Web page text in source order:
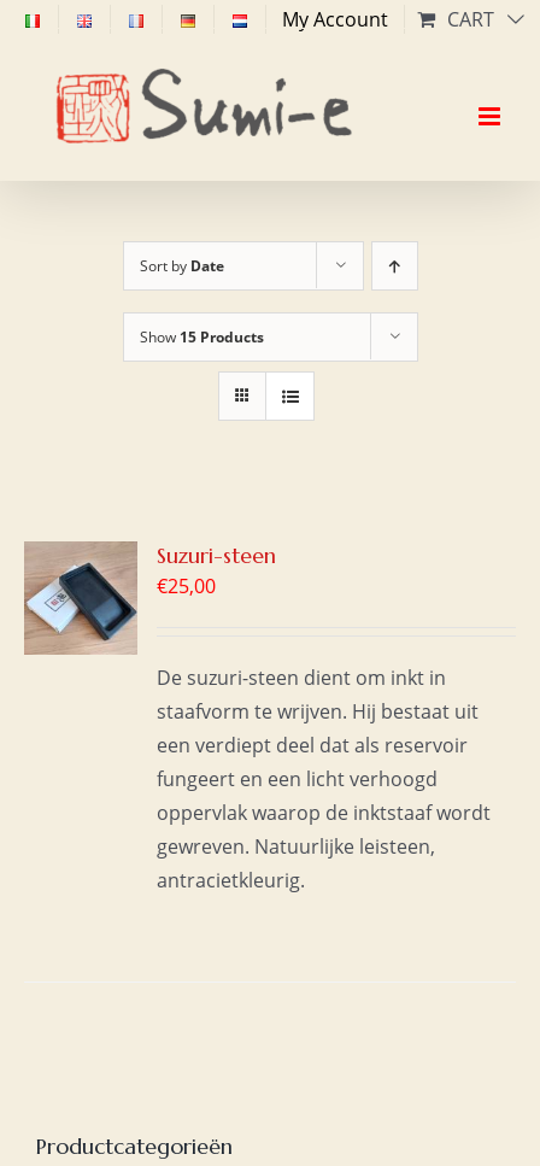
Skip
content
My Account CART
Sort by Date
Show 15 Products
Suzuri-steen
€25,00
De suzuri-steen dient om inkt in
staafvorm te wrijven. Hij bestaat uit
een verdiept deel dat als reservoir
fungeert en een licht verhoogd
oppervlak waarop de inktstaaf wordt
gewreven. Natuurlijke leisteen,
antracietkleurig.
Productcategorieën